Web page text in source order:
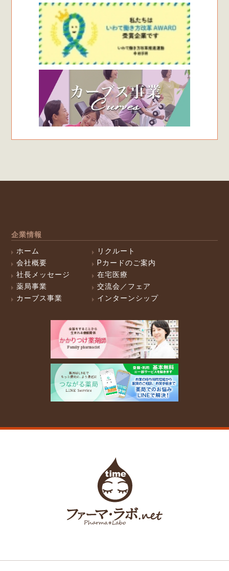
企業情報
ホーム
会社概要
社長メッセージ
薬局事業
カーブス事業
リクルート
Pカードのご案内
在宅医療
交流会／フェア
インターンシップ